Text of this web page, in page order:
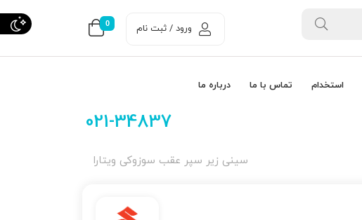
0 ورود / ثبت نام
استخدام تماس با ما درباره ما
021-34837
سینی زیر سپر عقب سوزوکی ویتارا